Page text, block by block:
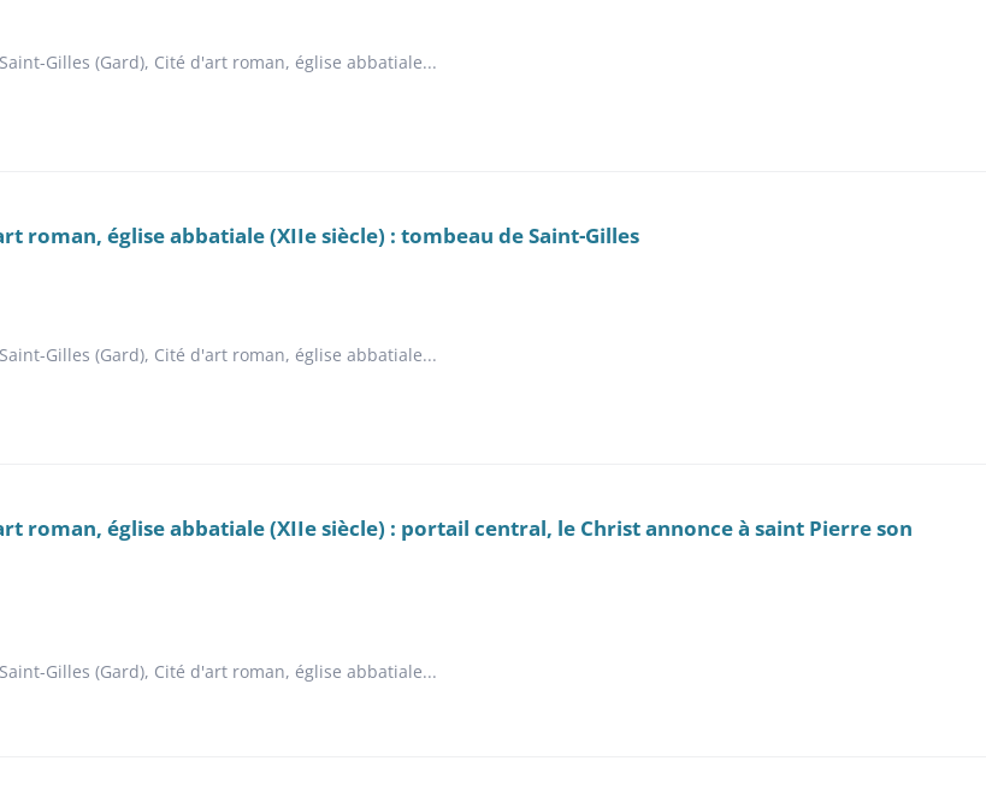
Saint-Gilles (Gard), Cité d'art roman, église abbatiale...
roman, église abbatiale (XIIe siècle) : tombeau de Saint-Gilles
Saint-Gilles (Gard), Cité d'art roman, église abbatiale...
roman, église abbatiale (XIIe siècle) : portail central, le Christ annonce à saint Pierre son
Saint-Gilles (Gard), Cité d'art roman, église abbatiale...